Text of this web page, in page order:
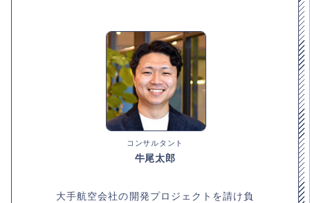
コンサルタント
牛尾太郎
大手航空会社の開発プロジェクトを請け負